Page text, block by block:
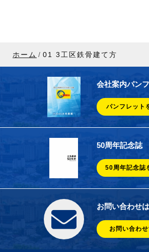
ホーム 01 3工区鉄骨建て方
会社案内パン
パンフレット
50周年記念誌
50周年記念誌
お問い合わせ
お問い合わ